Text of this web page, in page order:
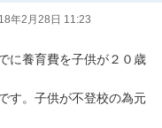
年2月28日 11:23
に養育費を子供が２０歳
す。子供が不登校の為元